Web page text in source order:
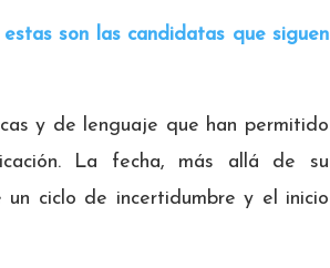
son las candidatas que siguen
y de lenguaje que han permitido
La fecha, más allá de su
ciclo de incertidumbre y el inicio